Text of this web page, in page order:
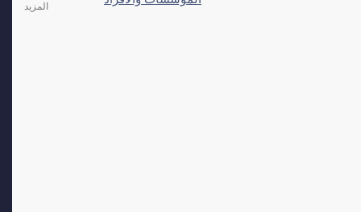
المزيد